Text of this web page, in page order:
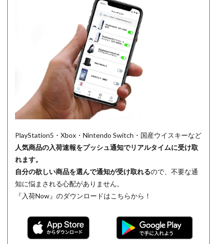
PlayStation5・Xbox・Nintendo Switch・国産ウイスキーなど
人気商品の入荷速報をプッシュ通知でリアルタイムに受け取
れます。
自分の欲しい商品を選んで通知が受け取れるので、不要な通
知に悩まされる心配がありません。
『入荷Now』のダウンロードはこちらから！